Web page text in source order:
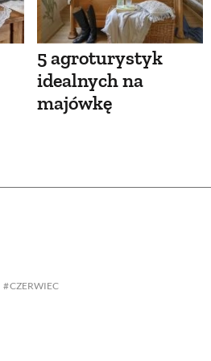
5 agroturystyk
idealnych na
majówkę
CZERWIEC